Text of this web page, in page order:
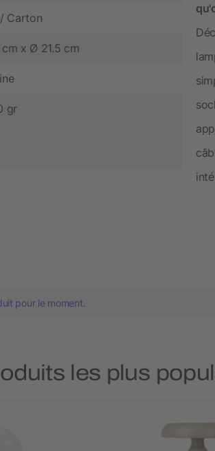
Carton
x Ø 21.5 cm
gr
pour le moment.
les plus